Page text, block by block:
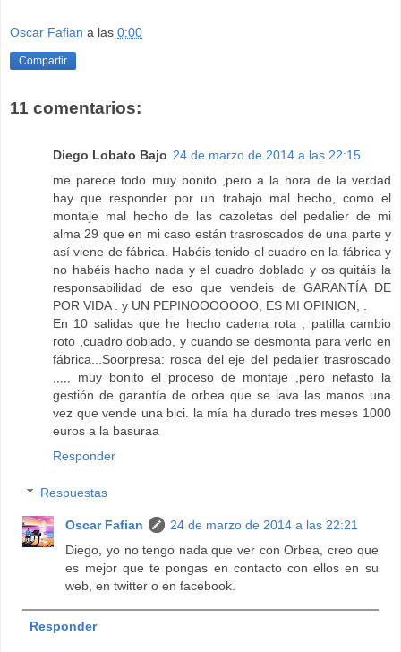
Oscar Fafian a las 0:00
Compartir
11 comentarios:
Diego Lobato Bajo 24 de marzo de 2014 a las 22:15
me parece todo muy bonito ,pero a la hora de la verdad
hay que responder por un trabajo mal hecho, como el
montaje mal hecho de las cazoletas del pedalier de mi
alma 29 que en mi caso están trasroscados de una parte y
así viene de fábrica. Habéis tenido el cuadro en la fábrica y
no habéis hacho nada y el cuadro doblado y os quitáis la
responsabilidad de eso que vendeis de GARANTÍA DE
POR VIDA . y UN PEPINOOOOOOO, ES MI OPINION, .
En 10 salidas que he hecho cadena rota , patilla cambio
roto ,cuadro doblado, y cuando se desmonta para verlo en
fábrica...Soorpresa: rosca del eje del pedalier trasroscado
,,,,, muy bonito el proceso de montaje ,pero nefasto la
gestión de garantía de orbea que se lava las manos una
vez que vende una bici. la mía ha durado tres meses 1000
euros a la basuraa
Responder
Respuestas
Oscar Fafian
24 de marzo de 2014 a las 22:21
Diego, yo no tengo nada que ver con Orbea, creo que
es mejor que te pongas en contacto con ellos en su
web, en twitter o en facebook.
Responder